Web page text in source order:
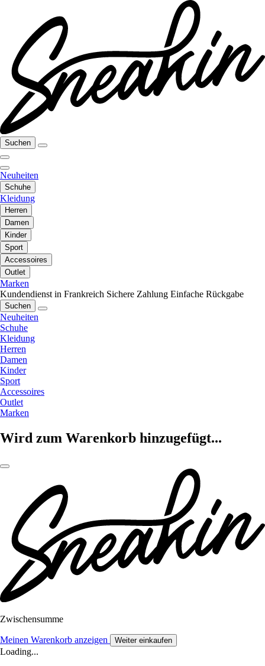
Suchen
Neuheiten
Schuhe
Kleidung
Herren
Damen
Kinder
Sport
Accessoires
Outlet
Marken
Kundendienst in Frankreich Sichere Zahlung Einfache Rückgabe
Suchen
Neuheiten
Schuhe
Kleidung
Herren
Damen
Kinder
Sport
Accessoires
Outlet
Marken
Wird zum Warenkorb hinzugefügt...
Zwischensumme
Meinen Warenkorb anzeigen Weiter einkaufen
Loading...